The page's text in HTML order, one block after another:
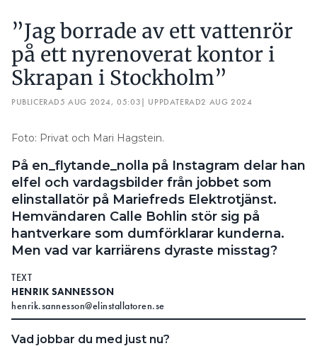
”Jag borrade av ett vattenrör
på ett nyrenoverat kontor i
Skrapan i Stockholm”
PUBLICERAD5 AUG 2024, 05:03| UPPDATERAD2 AUG 2024
Foto: Privat och Mari Hagstein.
På en_flytande_nolla på Instagram delar han
elfel och vardagsbilder från jobbet som
elinstallatör på Mariefreds Elektrotjänst.
Hemvändaren Calle Bohlin stör sig på
hantverkare som dumförklarar kunderna.
Men vad var karriärens dyraste misstag?
TEXT
HENRIK SANNESSON
henrik.sannesson@elinstallatoren.se
Vad jobbar du med just nu?